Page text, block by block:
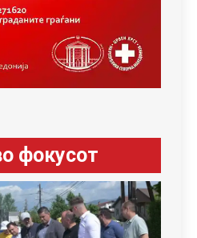
фокусот